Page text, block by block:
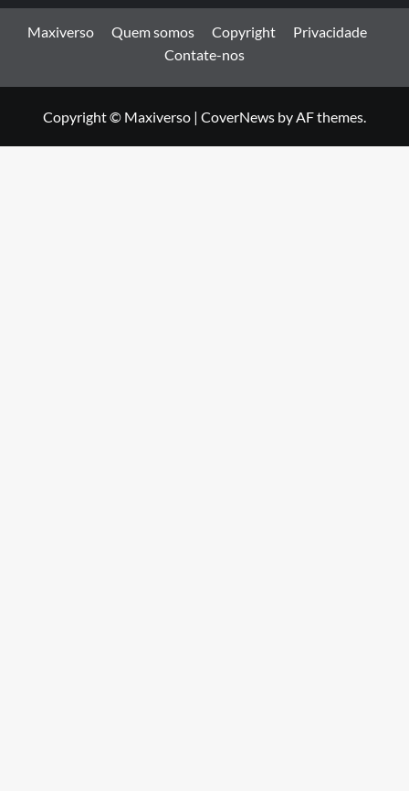
Maxiverso Quem somos Copyright
Privacidade
Contate-nos
Copyright © Maxiverso | CoverNews by AF themes.